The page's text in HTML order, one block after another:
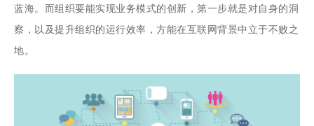
蓝海。而组织要能实现业务模式的创新，第一步就是对自身的洞
察，以及提升组织的运行效率，方能在互联网背景中立于不败之
地。